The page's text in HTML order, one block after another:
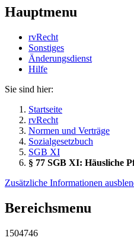
Hauptmenu
rvRecht
Sonstiges
Änderungsdienst
Hil­fe
Sie sind hier:
Startseite
rvRecht
Normen und Verträge
Sozialgesetzbuch
SGB XI
§ 77 SGB XI: Häusliche
Zusätzliche Informationen
Bereichsmenu
1504746